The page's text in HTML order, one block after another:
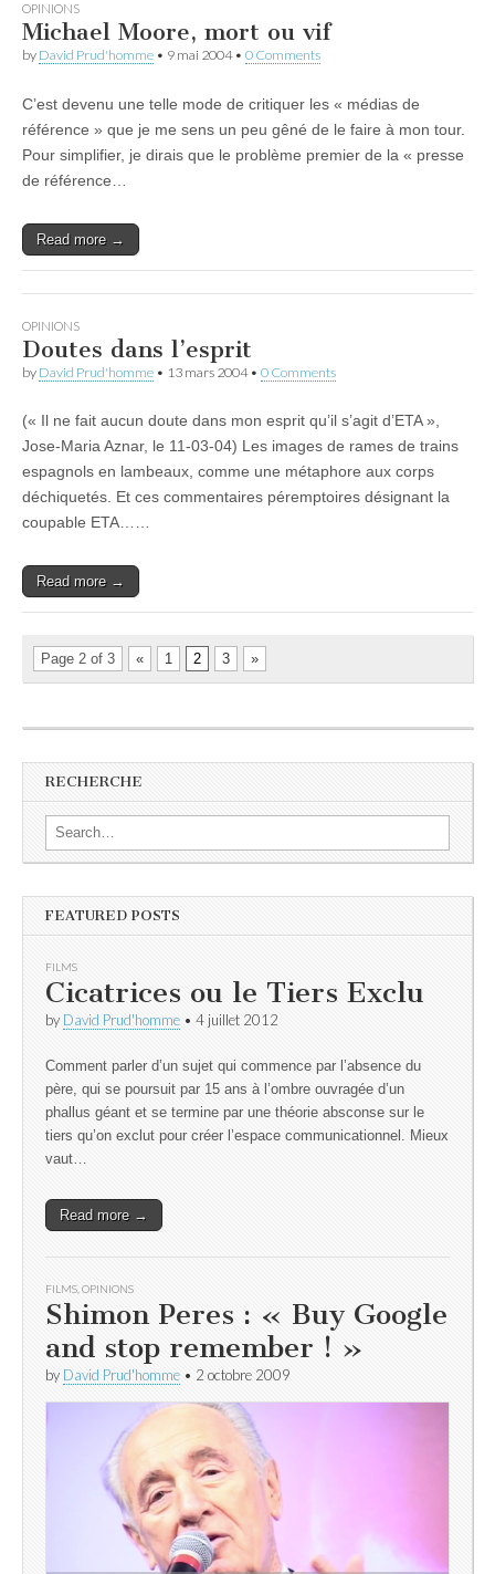
OPINIONS
Michael Moore, mort ou vif
by David Prud'homme • 9 mai 2004• 0 Comments
C’est devenu une telle mode de critiquer les « médias de
référence » que je me sens un peu gêné de le faire à mon tour.
Pour simplifier, je dirais que le problème premier de la « presse
de référence…
Read more →
OPINIONS
Doutes dans l’esprit
by David Prud'homme • 13 mars 2004• 0 Comments
(« Il ne fait aucun doute dans mon esprit qu’il s’agit d’ETA »,
Jose-Maria Aznar, le 11-03-04) Les images de rames de trains
espagnols en lambeaux, comme une métaphore aux corps
déchiquetés. Et ces commentaires péremptoires désignant la
coupable ETA……
Read more →
Page 2 of 3 « 1 2 3 »
RECHERCHE
Search for:
FEATURED POSTS
FILMS
Cicatrices ou le Tiers Exclu
by David Prud'homme • 4 juillet 2012
Comment parler d’un sujet qui commence par l’absence du
père, qui se poursuit par 15 ans à l’ombre ouvragée d’un
phallus géant et se termine par une théorie absconse sur le
tiers qu’on exclut pour créer l’espace communicationnel. Mieux
vaut…
Read more →
FILMS OPINIONS
Shimon Peres : « Buy Google
and stop remember ! »
by David Prud'homme • 2 octobre 2009